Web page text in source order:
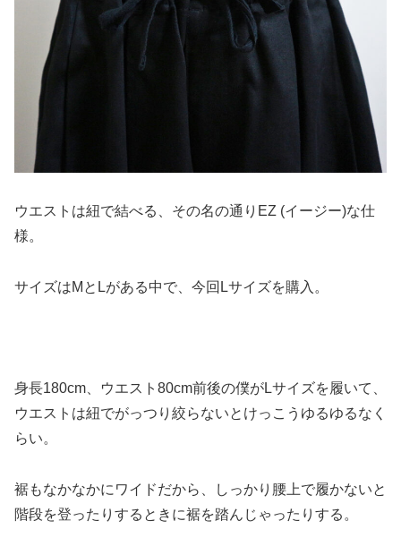
ウエストは紐で結べる、その名の通りEZ (イージー)な仕
様。
サイズはMとLがある中で、今回Lサイズを購入。
身長180cm、ウエスト80cm前後の僕がLサイズを履いて、
ウエストは紐でがっつり絞らないとけっこうゆるゆるなく
らい。
裾もなかなかにワイドだから、しっかり腰上で履かないと
階段を登ったりするときに裾を踏んじゃったりする。